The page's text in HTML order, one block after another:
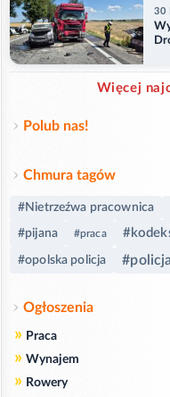
30
Więcej
Polub nas!
Chmura tagów
#Nietrzeźwa pracownica
#pijana #praca
#opolska policja #policja
Ogłoszenia
» Praca
» Wynajem
» Rowery